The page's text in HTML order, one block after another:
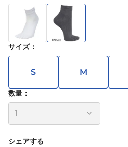
サイズ：
S M
数量：
シェアする